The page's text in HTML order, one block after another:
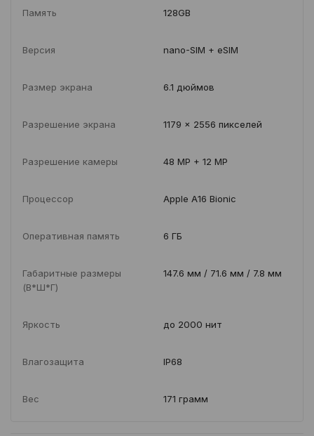
Память 128GB
Версия nano-SIM + eSIM
Размер экрана 6.1 дюймов
Разрешение экрана 1179 x 2556 пикселей
Разрешение камеры 48 MP + 12 MP
Процессор Apple A16 Bionic
Оперативная память 6 ГБ
Габаритные размеры
(В*Ш*Г)
147.6 мм / 71.6 мм / 7.8 мм
Яркость до 2000 нит
Влагозащита IP68
Вес 171 грамм